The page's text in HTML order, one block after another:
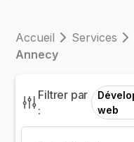
Accueil Services
Annecy
Filtrer par
:
web